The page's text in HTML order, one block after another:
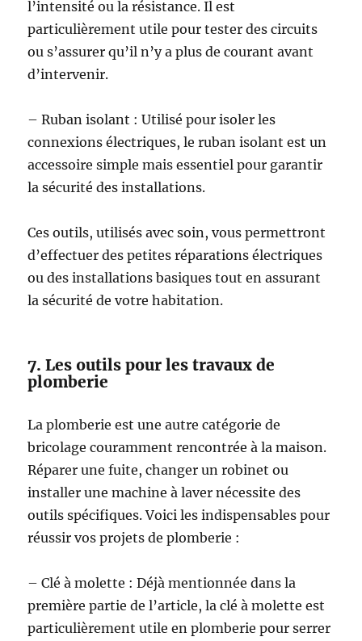
l’intensité ou la résistance. Il est
particulièrement utile pour tester des circuits
ou s’assurer qu’il n’y a plus de courant avant
d’intervenir.
– Ruban isolant : Utilisé pour isoler les
connexions électriques, le ruban isolant est un
accessoire simple mais essentiel pour garantir
la sécurité des installations.
Ces outils, utilisés avec soin, vous permettront
d’effectuer des petites réparations électriques
ou des installations basiques tout en assurant
la sécurité de votre habitation.
7. Les outils pour les travaux de
plomberie
La plomberie est une autre catégorie de
bricolage couramment rencontrée à la maison.
Réparer une fuite, changer un robinet ou
installer une machine à laver nécessite des
outils spécifiques. Voici les indispensables pour
réussir vos projets de plomberie :
– Clé à molette : Déjà mentionnée dans la
première partie de l’article, la clé à molette est
particulièrement utile en plomberie pour serrer